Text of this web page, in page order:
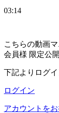
03:14
こちらの動画
会員様 限定公
下記よりログイ
ログイン
アカウントを